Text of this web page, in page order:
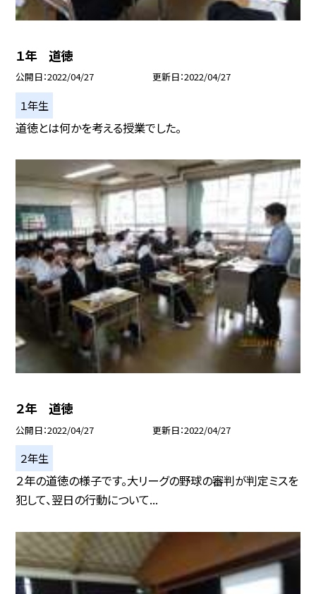
１年 道徳
公開日 2022/04/27 更新日 2022/04/27
１年生
道徳とは何かを考える授業でした。
２年 道徳
公開日 2022/04/27 更新日 2022/04/27
２年生
２年の道徳の様子です。大リーグの野球の審判が判定ミスを
犯して、翌日の行動について...